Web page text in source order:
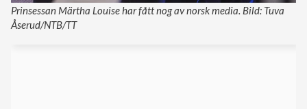
Prinsessan Märtha Louise har fått nog av norsk media. Bild: Tuva
Åserud/NTB/TT